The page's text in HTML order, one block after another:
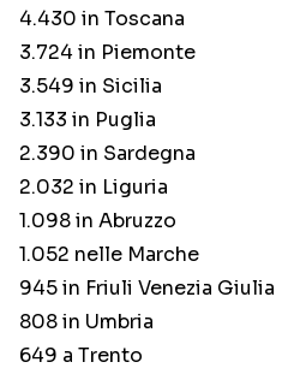
4.430 in Toscana
3.724 in Piemonte
3.549 in Sicilia
3.133 in Puglia
2.390 in Sardegna
2.032 in Liguria
1.098 in Abruzzo
1.052 nelle Marche
945 in Friuli Venezia Giulia
808 in Umbria
649 a Trento